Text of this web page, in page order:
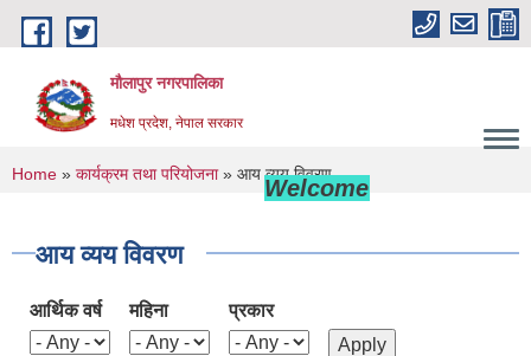
Skip to main content
मौलापुर नगरपालिका
मधेश प्रदेश, नेपाल सरकार
Welcome to Maulapur
You are here
Home » कार्यक्रम तथा परियोजना» आय व्यय विवरण
आय व्यय विवरण
आर्थिक वर्ष महिना प्रकार